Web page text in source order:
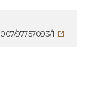
97757093/1